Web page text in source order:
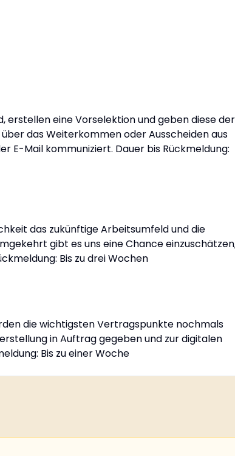
erstellen eine Vorselektion und geben diese der
das Weiterkommen oder Ausscheiden aus
E-Mail kommuniziert. Dauer bis Rückmeldung:
das zukünftige Arbeitsumfeld und die
gibt es uns eine Chance
Bis zu drei Wochen
die wichtigsten Vertragspunkte nochmals
in Auftrag gegeben und zur digitalen
Bis zu einer Woche